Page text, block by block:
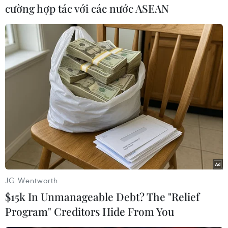
hình thí điểm đến trung tâm đào tạo, nghiên
cứu hàng đầu; vai trò dẫn dắt tiên phong của
Đại học Quốc gia Hà Nội; yêu cầu nuôi dưỡng tài
năng khoa học và phát huy vai trò đào tạo tinh
hoa trong phát triển đội ngũ lãnh đạo, chuyên
gia, doanh nhân và nguồn nhân lực chất lượng
cao cho đất nước.
cường hợp tác với các nước ASEAN
JG Wentworth
$15k In Unmanageable Debt? The "Relief
Program" Creditors Hide From You